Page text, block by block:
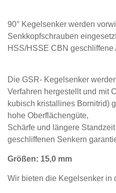
90° Kegelsenker werden
Senkkopfschrauben
HSS/HSSE CBN geschliffene
Die GSR- Kegelsenker
Verfahren hergestellt und mit
kubisch kristallines Bornitrid)
hohe Oberflächengüte,
Schärfe und längere
geschliffenen Senkern
Größen: 15,0 mm
Wir bieten die Kegelsenker in